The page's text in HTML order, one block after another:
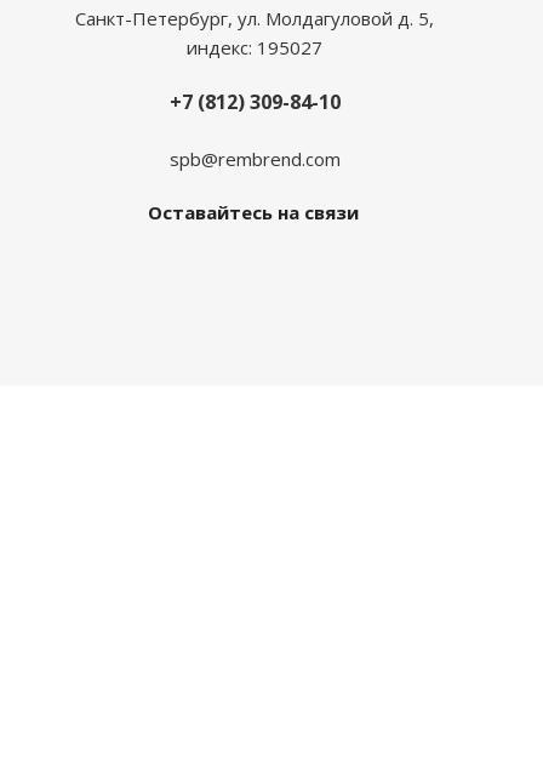
Санкт-Петербург, ул. Молдагуловой д. 5,
индекс: 195027
+7 (812) 309-84-10
spb@rembrend.com
Оставайтесь на связи